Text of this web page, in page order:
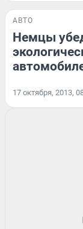
АВТО
Немцы
17 октября, 2013,